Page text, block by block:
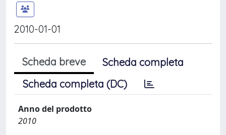
2010-01-01
Scheda breve
Scheda completa
Scheda completa (DC)
Anno del prodotto
2010